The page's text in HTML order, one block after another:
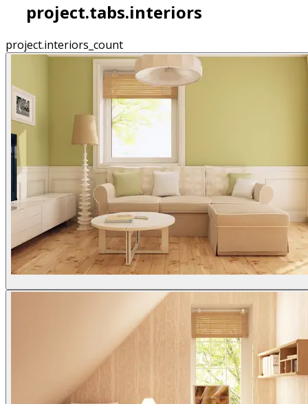
project.tabs.interiors
project.interiors_count